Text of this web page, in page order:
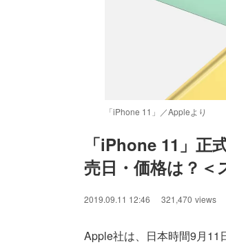
「iPhone 11」／Appleより
「iPhone 11」正
売日・価格は？＜
2019.09.11 12:46 321,470 views
Apple社は、日本時間9月11